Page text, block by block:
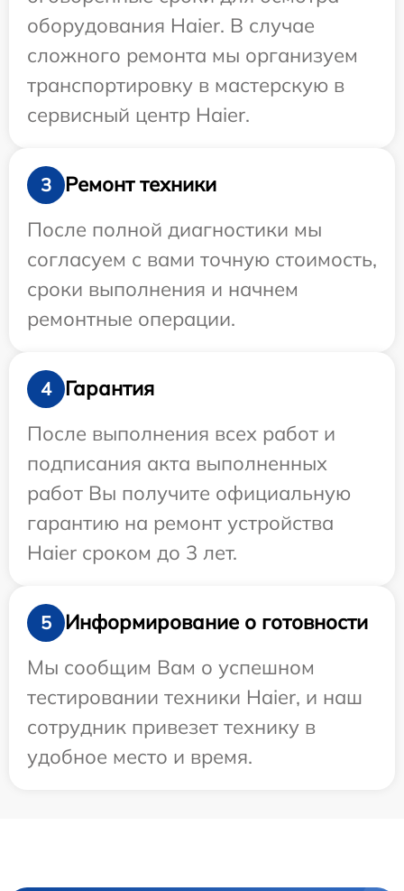
оборудования Haier. В случае
сложного ремонта мы организуем
транспортировку в мастерскую в
сервисный центр Haier.
3
Ремонт техники
После полной диагностики мы
согласуем с вами точную стоимость,
сроки выполнения и начнем
ремонтные операции.
4
Гарантия
После выполнения всех работ и
подписания акта выполненных
работ Вы получите официальную
гарантию на ремонт устройства
Haier сроком до 3 лет.
5
Информирование о готовности
Мы сообщим Вам о успешном
тестировании техники Haier, и наш
сотрудник привезет технику в
удобное место и время.